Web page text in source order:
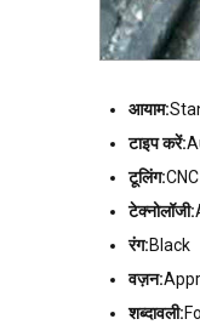
आयाम:
टाइप करें:
टूलिंग:
टेक्नोलॉजी:
रंग:Black
वज़न:
शब्दावली: